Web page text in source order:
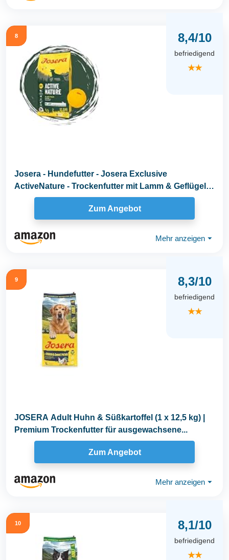
8 8,4/10
befriedigend
★★
Josera - Hundefutter - Josera Exclusive
ActiveNature - Trockenfutter mit Lamm & Geflügel
Zum Angebot
Mehr anzeigen ⏷
9 8,3/10
befriedigend
★★
JOSERA Adult Huhn & Süßkartoffel (1 x 12,5 kg) |
Premium Trockenfutter für ausgewachsene...
Zum Angebot
Mehr anzeigen ⏷
10 8,1/10
befriedigend
★★